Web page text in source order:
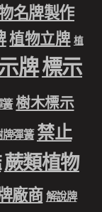
名牌製作
植物立牌 植
牌標示
簧 樹木標示
牌彈簧 禁止
蕨類植物
廠商 解說牌